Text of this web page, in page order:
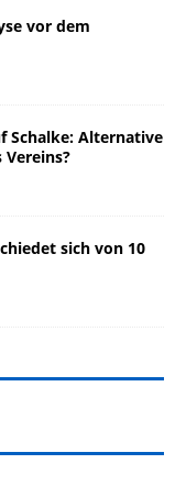
vor dem
Schalke: Alternative
sich von 10